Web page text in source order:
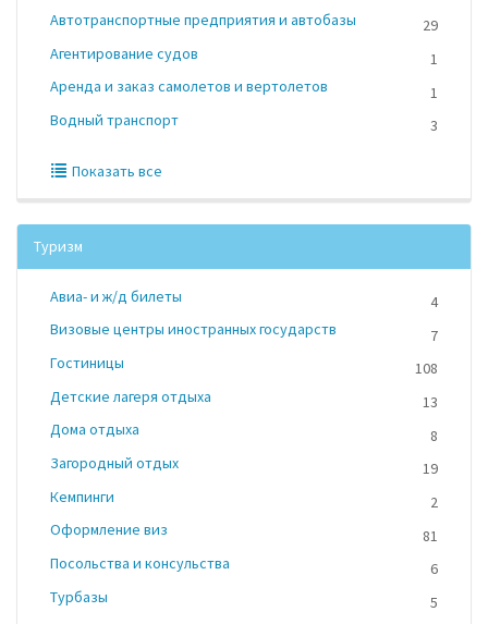
Автотранспортные предприятия и автобазы
29
Агентирование судов
1
Аренда и заказ самолетов и вертолетов
1
Водный транспорт
3
Показать все
Туризм
Авиа- и ж/д билеты
4
Визовые центры иностранных государств
7
Гостиницы
108
Детские лагеря отдыха
13
Дома отдыха
8
Загородный отдых
19
Кемпинги
2
Оформление виз
81
Посольства и консульства
6
Турбазы
5